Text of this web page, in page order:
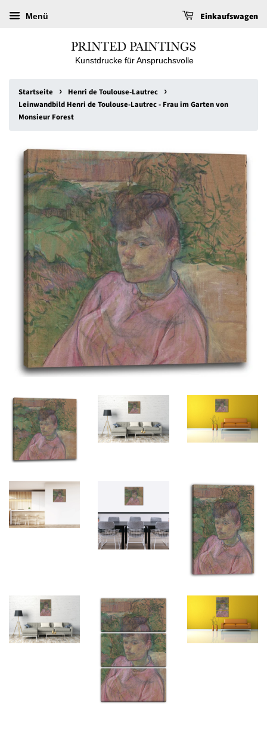
Menü Einkaufswagen
Kunstdrucke für Anspruchsvolle
Startseite › Henri de Toulouse-Lautrec ›
Leinwandbild Henri de Toulouse-Lautrec - Frau im Garten von
Monsieur Forest